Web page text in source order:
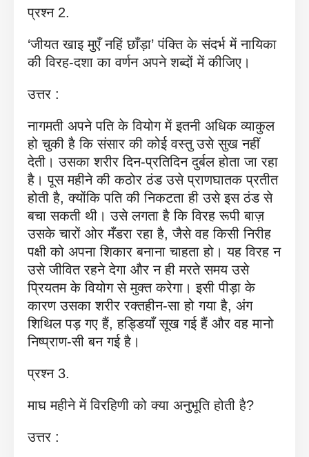
प्रश्न 2.
‘जीयत खाइ मुएँ नहिं छाँड़ा’ पंक्ति के संदर्भ में नायिका
की विरह-दशा का वर्णन अपने शब्दों में कीजिए।
उत्तर :
नागमती अपने पति के वियोग में इतनी अधिक व्याकुल
हो चुकी है कि संसार की कोई वस्तु उसे सुख नहीं
देती। उसका शरीर दिन-प्रतिदिन दुर्बल होता जा रहा
है। पूस महीने की कठोर ठंड उसे प्राणघातक प्रतीत
होती है, क्योंकि पति की निकटता ही उसे इस ठंड से
बचा सकती थी। उसे लगता है कि विरह रूपी बाज़
उसके चारों ओर मँडरा रहा है, जैसे वह किसी निरीह
पक्षी को अपना शिकार बनाना चाहता हो। यह विरह न
उसे जीवित रहने देगा और न ही मरते समय उसे
प्रियतम के वियोग से मुक्त करेगा। इसी पीड़ा के
कारण उसका शरीर रक्तहीन-सा हो गया है, अंग
शिथिल पड़ गए हैं, हड्डियाँ सूख गई हैं और वह मानो
निष्प्राण-सी बन गई है।
प्रश्न 3.
माघ महीने में विरहिणी को क्या अनुभूति होती है?
उत्तर :